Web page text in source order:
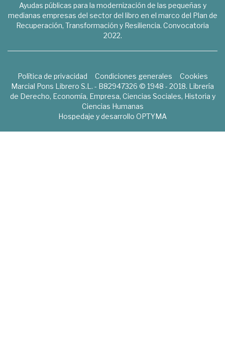
Ayudas públicas para la modernización de las pequeñas y
medianas empresas del sector del libro en el marco del Plan de
Recuperación, Transformación y Resiliencia. Convocatoria
2022.
Política de privacidad Condiciones generales
Cookies
Marcial Pons Librero S.L. - B82947326 © 1948 - 2018. Librería
de Derecho, Economía, Empresa, Ciencias Sociales, Historia y
Ciencias Humanas
Hospedaje y desarrollo OPTYMA